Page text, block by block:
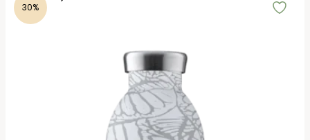
30%